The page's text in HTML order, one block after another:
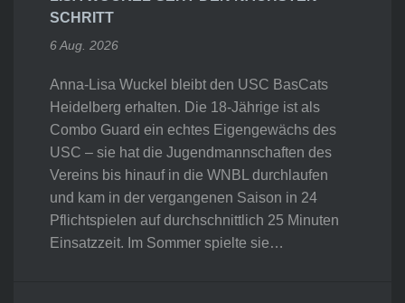
SCHRITT
6 Aug. 2026
Anna-Lisa Wuckel bleibt den USC BasCats
Heidelberg erhalten. Die 18-Jährige ist als
Combo Guard ein echtes Eigengewächs des
USC – sie hat die Jugendmannschaften des
Vereins bis hinauf in die WNBL durchlaufen
und kam in der vergangenen Saison in 24
Pflichtspielen auf durchschnittlich 25 Minuten
Einsatzzeit. Im Sommer spielte sie…